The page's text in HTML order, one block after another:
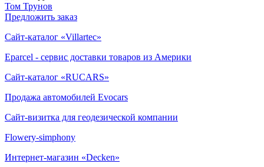
Том Трунов
Предложить заказ
Сайт-каталог «Villartec»
Eparcel - сервис доставки товаров из Америки
Сайт-каталог «RUCARS»
Продажа автомобилей Evocars
Сайт-визитка для геодезической компании
Flowery-simphony
Интернет-магазин «Decken»